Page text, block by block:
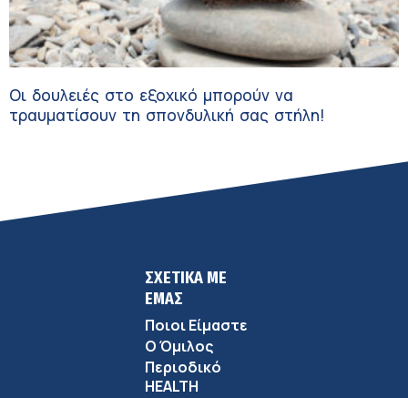
Οι δουλειές στο εξοχικό μπορούν να
τραυματίσουν τη σπονδυλική σας στήλη!
ΣΧΕΤΙΚΑ ΜΕ
ΕΜΑΣ
Ποιοι Είμαστε
Ο Όμιλος
Περιοδικό
HEALTH